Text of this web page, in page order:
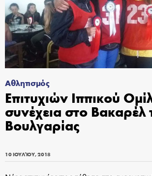
Αθλητισμός
Επιτυχιών Ιππικού
συνέχεια στο Βακαρέλ
Βουλγαρίας
10 ΙΟΥΛΊΟΥ, 2018